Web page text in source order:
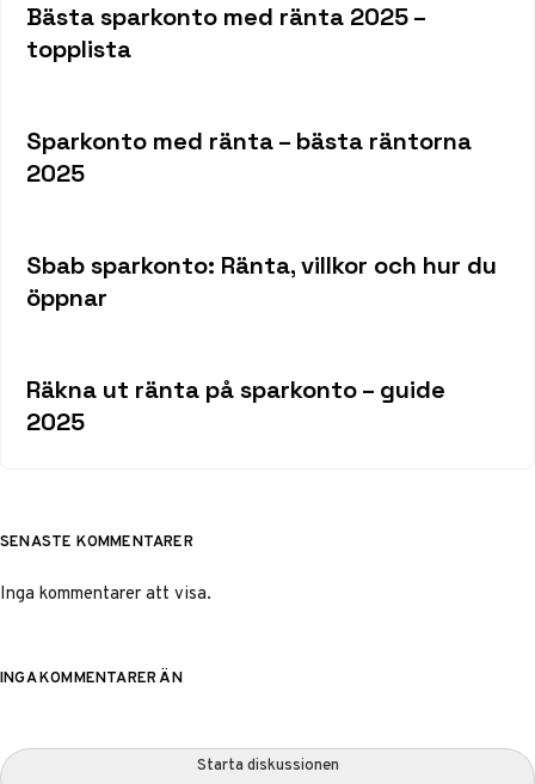
Bästa sparkonto med ränta 2025 –
topplista
Sparkonto med ränta – bästa räntorna
2025
Sbab sparkonto: Ränta, villkor och hur du
öppnar
Räkna ut ränta på sparkonto – guide
2025
SENASTE KOMMENTARER
Inga kommentarer att visa.
INGA KOMMENTARER ÄN
Starta diskussionen